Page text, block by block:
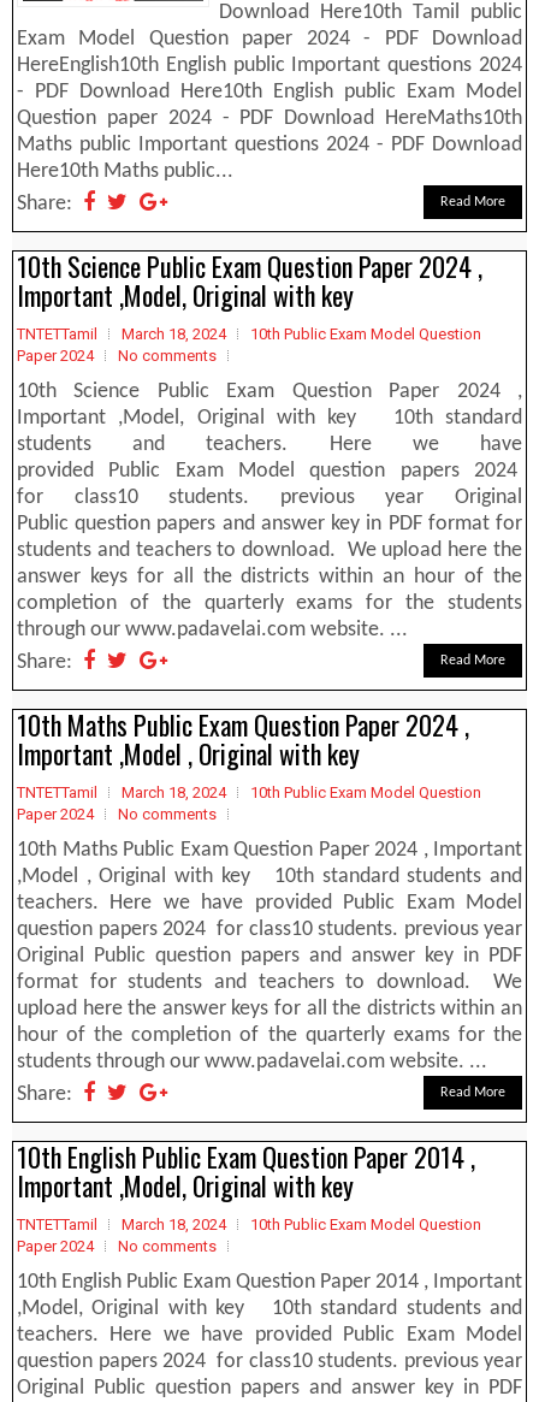
Download Here10th Tamil public
Exam Model Question paper 2024 - PDF Download
HereEnglish10th English public Important questions 2024
- PDF Download Here10th English public Exam Model
Question paper 2024 - PDF Download HereMaths10th
Maths public Important questions 2024 - PDF Download
Here10th Maths public...
Share:
Read More
10th Science Public Exam Question Paper 2024 ,
Important ,Model, Original with key
TNTETTamil March 18, 2024
10th Public Exam Model Question
Paper 2024
No comments
10th Science Public Exam Question Paper 2024 ,
Important ,Model, Original with key 10th standard
students and teachers. Here we have
provided Public Exam Model question papers 2024
for class10 students. previous year Original
Public question papers and answer key in PDF format for
students and teachers to download. We upload here the
answer keys for all the districts within an hour of the
completion of the quarterly exams for the students
through our www.padavelai.com website. ...
Share:
Read More
10th Maths Public Exam Question Paper 2024 ,
Important ,Model , Original with key
TNTETTamil March 18, 2024
10th Public Exam Model Question
Paper 2024
No comments
10th Maths Public Exam Question Paper 2024 , Important
,Model , Original with key 10th standard students and
teachers. Here we have provided Public Exam Model
question papers 2024 for class10 students. previous year
Original Public question papers and answer key in PDF
format for students and teachers to download. We
upload here the answer keys for all the districts within an
hour of the completion of the quarterly exams for the
students through our www.padavelai.com website. ...
Share:
Read More
10th English Public Exam Question Paper 2014 ,
Important ,Model, Original with key
TNTETTamil March 18, 2024
10th Public Exam Model Question
Paper 2024
No comments
10th English Public Exam Question Paper 2014 , Important
,Model, Original with key 10th standard students and
teachers. Here we have provided Public Exam Model
question papers 2024 for class10 students. previous year
Original Public question papers and answer key in PDF